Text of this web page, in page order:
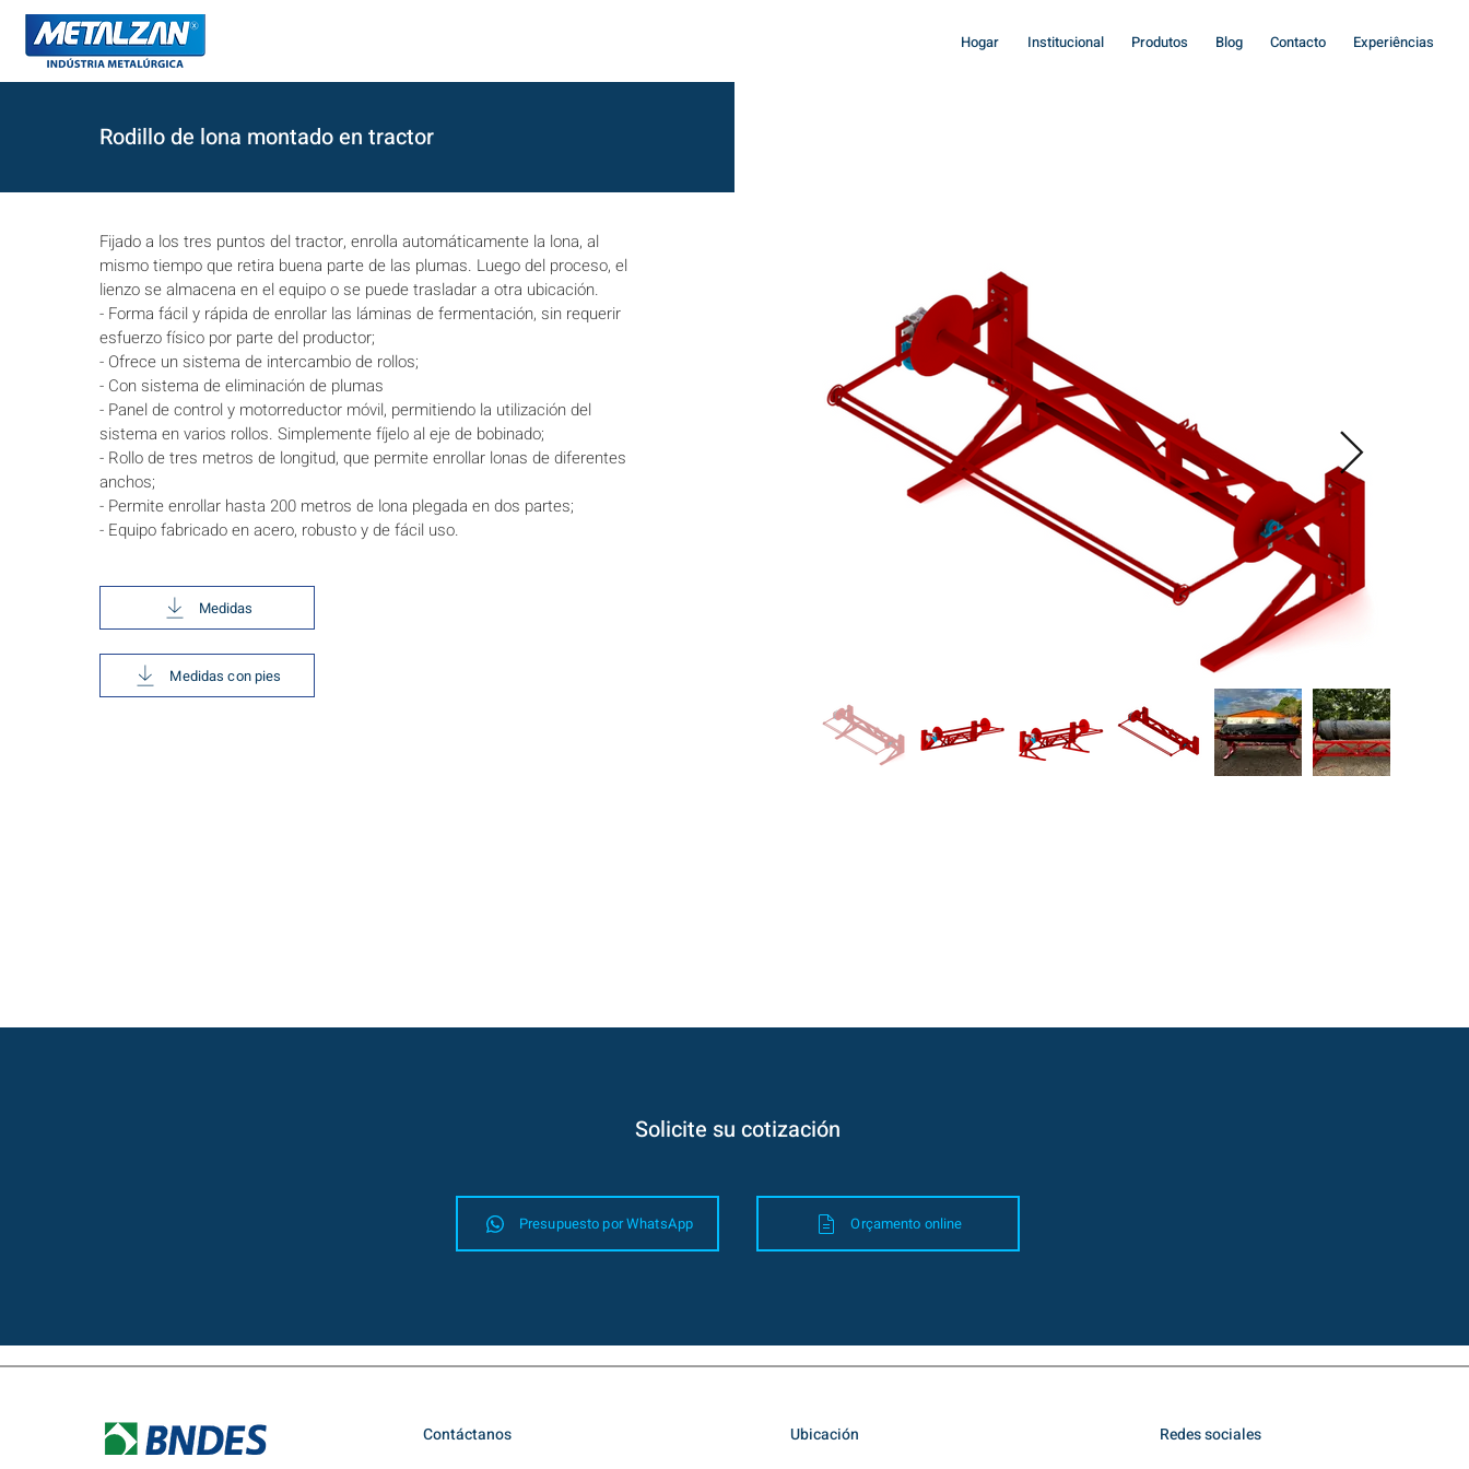
Hogar Institucional Produtos Blog Contacto Experiências
Rodillo de lona montado en tractor
Fijado a los tres puntos del tractor, enrolla automáticamente la lona, al
mismo tiempo que retira buena parte de las plumas. Luego del proceso, el
lienzo se almacena en el equipo o se puede trasladar a otra ubicación.
- Forma fácil y rápida de enrollar las láminas de fermentación, sin requerir
esfuerzo físico por parte del productor;
- Ofrece un sistema de intercambio de rollos;
- Con sistema de eliminación de plumas
- Panel de control y motorreductor móvil, permitiendo la utilización del
sistema en varios rollos. Simplemente fíjelo al eje de bobinado;
- Rollo de tres metros de longitud, que permite enrollar lonas de diferentes
anchos;
- Permite enrollar hasta 200 metros de lona plegada en dos partes;
- Equipo fabricado en acero, robusto y de fácil uso.
Medidas
Medidas con pies
Solicite su cotización
Presupuesto por WhatsApp Orçamento online
Contáctanos Ubicación Redes sociales